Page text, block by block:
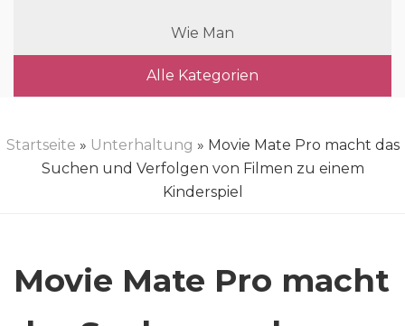
Wie Man
Alle Kategorien
Startseite » Unterhaltung » Movie Mate Pro macht das
Suchen und Verfolgen von Filmen zu einem
Kinderspiel
Movie Mate Pro macht